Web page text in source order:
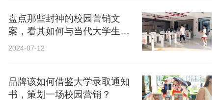
盘点那些封神的校园营销文
案，看其如何与当代大学生精
神共鸣？
2024-07-12
品牌该如何借鉴大学录取通知
书，策划一场校园营销？